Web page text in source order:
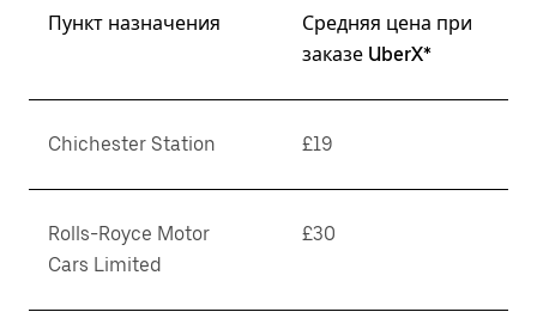
Пункт назначения
Средняя цена при
заказе UberX*
Chichester Station £19
Rolls-Royce Motor
Cars Limited
£30